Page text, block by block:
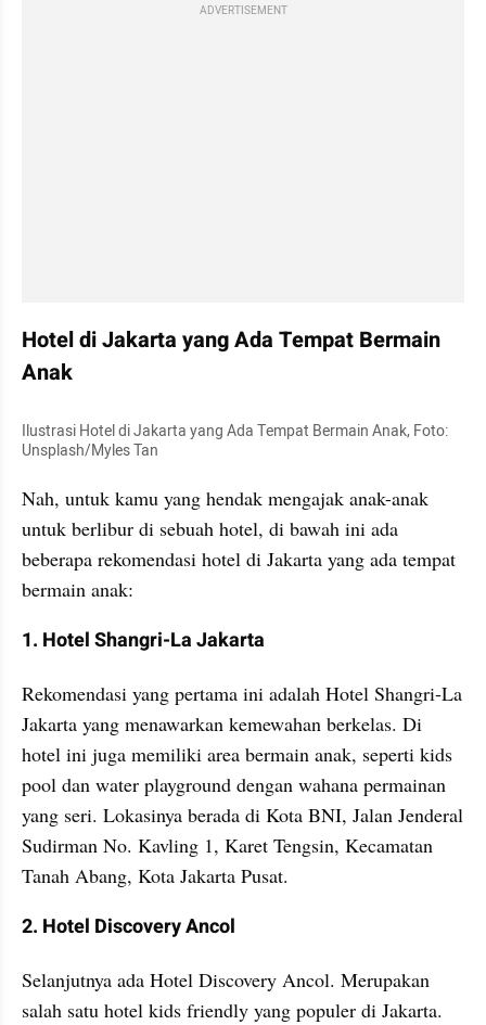
ADVERTISEMENT
Hotel di Jakarta yang Ada Tempat Bermain
Anak
Ilustrasi Hotel di Jakarta yang Ada Tempat Bermain Anak, Foto:
Unsplash/Myles Tan
Nah, untuk kamu yang hendak mengajak anak-anak
untuk berlibur di sebuah hotel, di bawah ini ada
beberapa rekomendasi hotel di Jakarta yang ada tempat
bermain anak:
1. Hotel Shangri-La Jakarta
Rekomendasi yang pertama ini adalah Hotel Shangri-La
Jakarta yang menawarkan kemewahan berkelas. Di
hotel ini juga memiliki area bermain anak, seperti kids
pool dan water playground dengan wahana permainan
yang seri. Lokasinya berada di Kota BNI, Jalan Jenderal
Sudirman No. Kavling 1, Karet Tengsin, Kecamatan
Tanah Abang, Kota Jakarta Pusat.
2. Hotel Discovery Ancol
Selanjutnya ada Hotel Discovery Ancol. Merupakan
salah satu hotel kids friendly yang populer di Jakarta.